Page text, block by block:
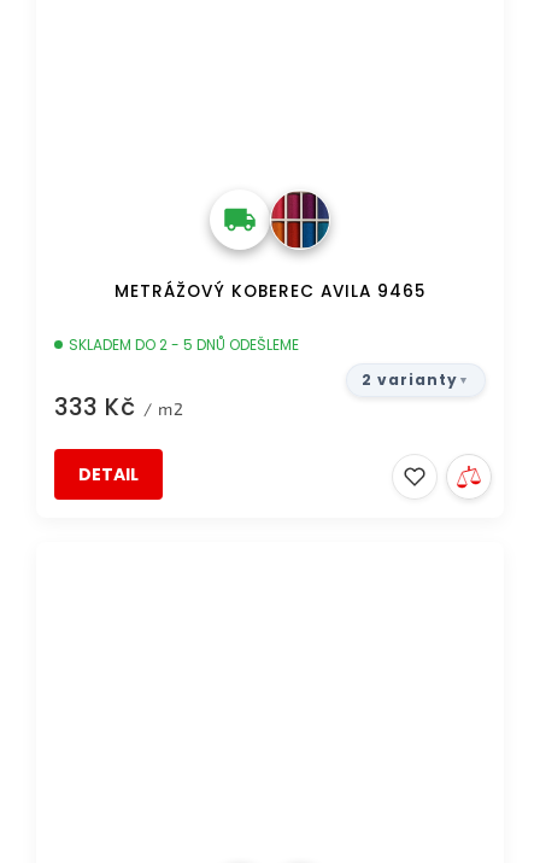
METRÁŽOVÝ KOBEREC AVILA 9465
SKLADEM DO 2 - 5 DNŮ ODEŠLEME
333 Kč / m2
DETAIL
2 varianty